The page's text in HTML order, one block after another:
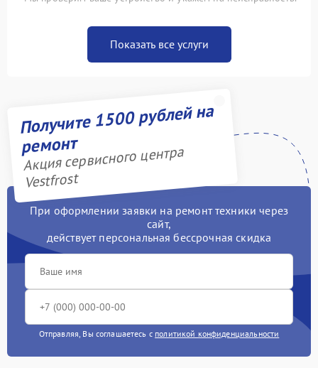
Показать все услуги
Получите 1500 рублей на
ремонт
Акция сервисного центра
Vestfrost
При оформлении заявки на ремонт техники через
сайт,
действует персональная бессрочная скидка
Отправляя, Вы соглашаетесь с политикой конфиденциальности